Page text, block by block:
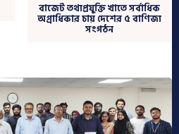
বাজেট তথ্যপ্রযুক্তি খাতে সর্বাধিক
অগ্রাধিকার চায় দেশের ৫ বাণিজ্য
সংগঠন